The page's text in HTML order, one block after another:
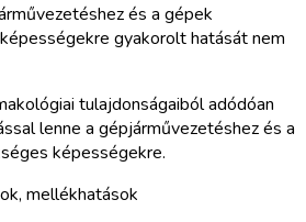
és a gépek
gyakorolt hatását nem
tulajdonságaiból adódóan
lenne a gépjárművezetéshez és a
képességekre.
mellékhatások